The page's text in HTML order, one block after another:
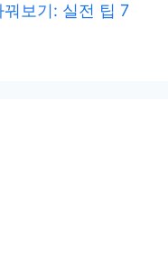
보기: 실전 팁 7